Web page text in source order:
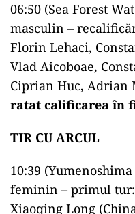
06:50 (Sea Forest
masculin –
Florin Lehaci,
Vlad Aicoboae,
Ciprian Huc, Adrian
ratat calificarea în
TIR CU ARCUL
10:39
feminin – primul
Xiaoqing Long